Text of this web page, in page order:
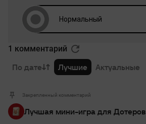
1 комментарий
По дате Лучшие Актуальные
Закрепленный комментарий
Лучшая мини-игра для Дотеров